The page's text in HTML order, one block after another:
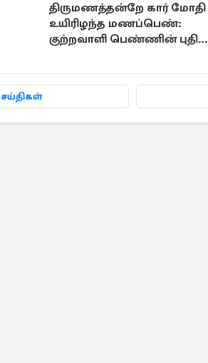
திருமணத்தன்றே கார் மோதி
உயிரிழந்த மணப்பெண்:
குற்றவாளி பெண்ணின் புதிய